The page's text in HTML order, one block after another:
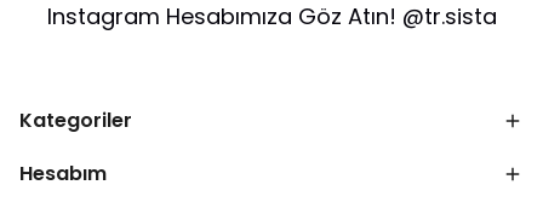
Instagram Hesabımıza Göz Atın! @tr.sista
Kategoriler
Hesabım